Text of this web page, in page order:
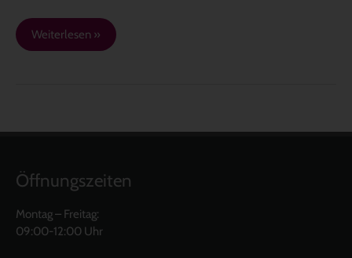
Weiterlesen »
Öffnungszeiten
Montag – Freitag:
09:00-12:00 Uhr